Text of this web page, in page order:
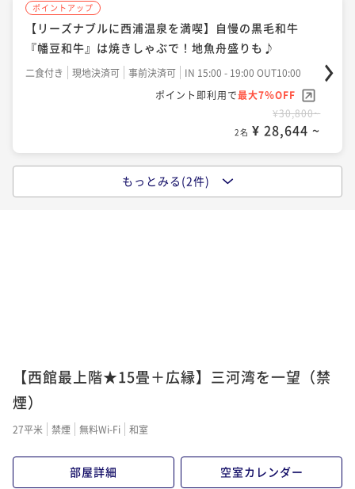
ポイントアップ
【リーズナブルに西浦温泉を満喫】自慢の黒毛和牛
『幡豆和牛』は焼きしゃぶで！地魚舟盛りも♪
二食付き 現地決済可 事前決済可
IN 15:00 - 19:00 OUT10:00
ポイント即利用で最大7％OFF
¥30,800~
2名 ¥ 28,644 ~
【迷ったらコレ！当館一番人気】三河湾を望む客室×
【標準客室×基本プラン】三河湾を望む西浦温泉♪極
上幡豆和牛尽くしと地魚舟盛会席
二食付き 現地決済可
¥39,600~
2名 ¥ 36,828 ~
もっとみる(2件)
【西館最上階★15畳＋広縁】三河湾を一望（禁
煙）
27平米 禁煙 無料Wi-Fi 和室
部屋詳細 空室カレンダー